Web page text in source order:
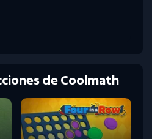
de Coolmath